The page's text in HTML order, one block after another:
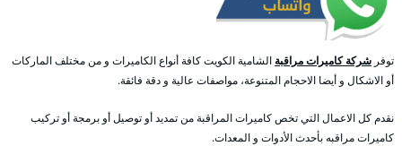
توفر شركة كاميرات مراقبة الشامية الكويت كافة أنواع الكاميرات و من مختلف الماركات
أو الاشكال و أيضا الاحجام المتنوعة، مواصفات عالية و دقة فائقة.
نقدم كل الاعمال التي تخص كاميرات المراقبة من تمديد أو توصيل أو برمجة أو تركيب
كاميرات مراقبه بأحدث الأدوات و المعدات.